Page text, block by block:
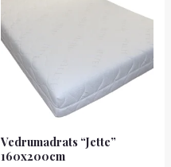
Vedrumadrats “Jette”
160x200cm